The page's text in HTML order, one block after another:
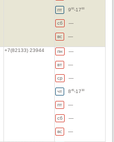
пт 900 -1700
сб —
вс —
+7(82133) 23944 пн —
вт —
ср —
чт 845-1730
пт —
сб —
вс —